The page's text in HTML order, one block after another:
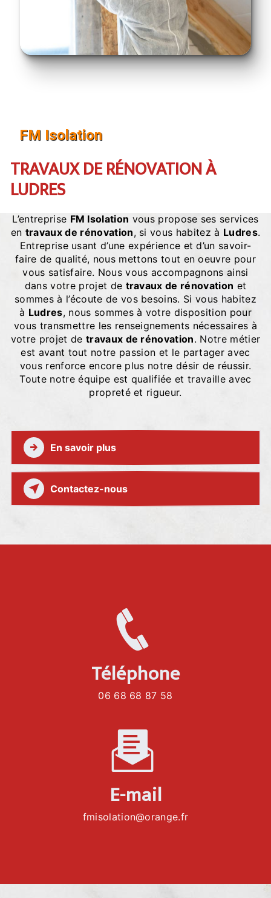
FM Isolation
TRAVAUX DE RÉNOVATION À
LUDRES
L’entreprise FM Isolation vous propose ses services
en travaux de rénovation, si vous habitez à Ludres.
Entreprise usant d’une expérience et d’un savoir-
faire de qualité, nous mettons tout en oeuvre pour
vous satisfaire. Nous vous accompagnons ainsi
dans votre projet de travaux de rénovation et
sommes à l’écoute de vos besoins. Si vous habitez
à Ludres, nous sommes à votre disposition pour
vous transmettre les renseignements nécessaires à
votre projet de travaux de rénovation. Notre métier
est avant tout notre passion et le partager avec
vous renforce encore plus notre désir de réussir.
Toute notre équipe est qualifiée et travaille avec
propreté et rigueur.
En savoir plus
Contactez-nous
Téléphone
06 68 68 87 58
E-mail
fmisolation@orange.fr